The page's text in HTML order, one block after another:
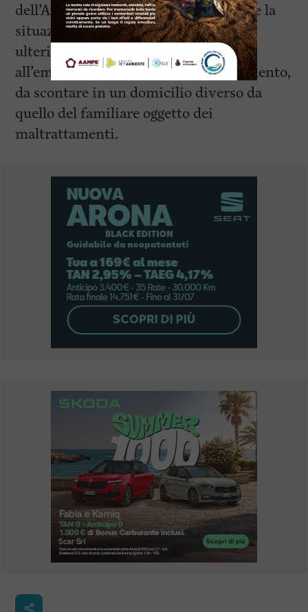
dell’Arma ha consentito di monitorare la
situazione, essendo aggiornata sulle
ulteriori violazioni, e provvedere
all’emissione del già citato provvedimento,
da scontare in un domicilio diverso da
quello del familiare oggetto dei
maltrattamenti.